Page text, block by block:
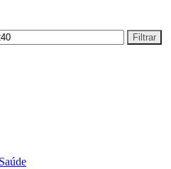
Filtrar